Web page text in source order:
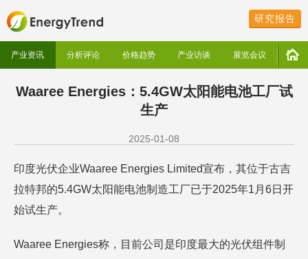
研究报告
产业资讯 分析评论 价格趋势 产业访谈 展览会议
Waaree Energies：5.4GW太阳能电池工厂试
生产
2025-01-08
印度光伏企业Waaree Energies Limited宣布，其位于古吉
拉特邦的5.4GW太阳能电池制造工厂已于2025年1月6日开
始试生产。
Waaree Energies称，目前公司是印度最大的光伏组件制